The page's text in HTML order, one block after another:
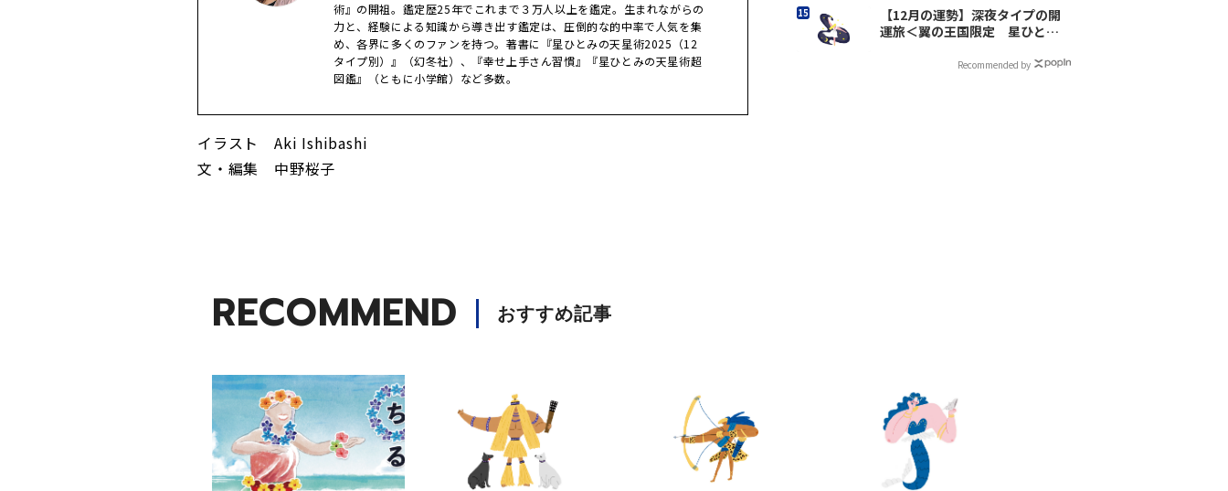
術』の開祖。鑑定歴25年でこれまで３万人以上を鑑定。生まれながらの
力と、経験による知識から導き出す鑑定は、圧倒的な的中率で人気を集
め、各界に多くのファンを持つ。著書に『星ひとみの天星術2025（12
タイプ別）』（幻冬社）、『幸せ上手さん習慣』『星ひとみの天星術超
図鑑』（ともに小学館）など多数。
イラスト Aki Ishibashi
文・編集 中野桜子
【12月の運勢】深夜タイプの開
運旅＜翼の王国限定 星ひとみ
Recommended by
RECOMMEND おすすめ記事